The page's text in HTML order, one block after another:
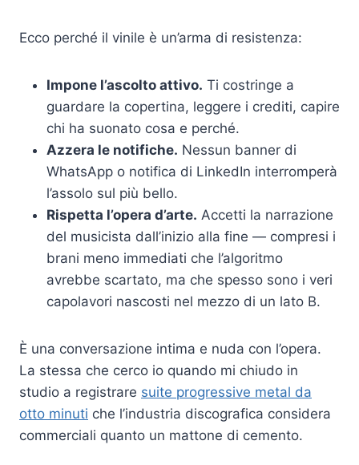
Ecco perché il vinile è un’arma di resistenza:
Impone l’ascolto attivo. Ti costringe a
guardare la copertina, leggere i crediti, capire
chi ha suonato cosa e perché.
Azzera le notifiche. Nessun banner di
WhatsApp o notifica di LinkedIn interromperà
l’assolo sul più bello.
Rispetta l’opera d’arte. Accetti la narrazione
del musicista dall’inizio alla fine — compresi i
brani meno immediati che l’algoritmo
avrebbe scartato, ma che spesso sono i veri
capolavori nascosti nel mezzo di un lato B.
È una conversazione intima e nuda con l’opera.
La stessa che cerco io quando mi chiudo in
studio a registrare suite progressive metal da
otto minuti che l’industria discografica considera
commerciali quanto un mattone di cemento.